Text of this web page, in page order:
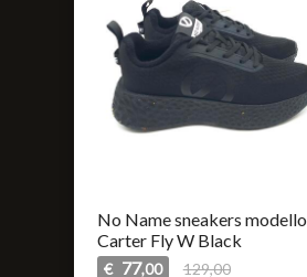
No Name sneakers modello
Carter Fly W Black
€ 77,00 129,00